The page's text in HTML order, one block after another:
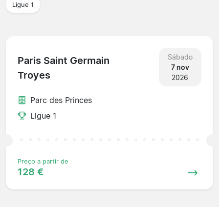
Ligue 1
Paris Saint Germain
Troyes
Sábado
7 nov
2026
Parc des Princes
Ligue 1
Preço a partir de
128 €